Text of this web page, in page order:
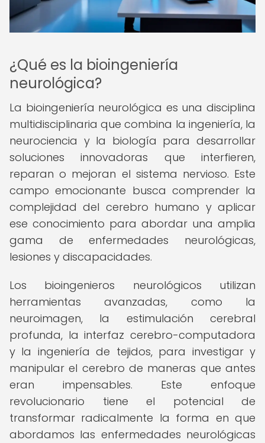
¿Qué es la bioingeniería
neurológica?
La bioingeniería neurológica es una disciplina
multidisciplinaria que combina la ingeniería, la
neurociencia y la biología para desarrollar
soluciones innovadoras que interfieren,
reparan o mejoran el sistema nervioso. Este
campo emocionante busca comprender la
complejidad del cerebro humano y aplicar
ese conocimiento para abordar una amplia
gama de enfermedades neurológicas,
lesiones y discapacidades.
Los bioingenieros neurológicos utilizan
herramientas avanzadas, como la
neuroimagen, la estimulación cerebral
profunda, la interfaz cerebro-computadora
y la ingeniería de tejidos, para investigar y
manipular el cerebro de maneras que antes
eran impensables. Este enfoque
revolucionario tiene el potencial de
transformar radicalmente la forma en que
abordamos las enfermedades neurológicas